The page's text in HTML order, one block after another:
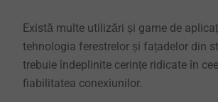
Există multe utilizări și game de
tehnologia ferestrelor și fațadelor din
trebuie îndeplinite cerințe ridicate în
fiabilitatea conexiunilor.